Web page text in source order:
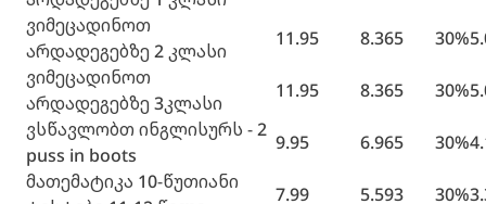
ვიმეცადინოთ
არდადეგებზე 2 კლასი
11.95 8.365 30%
ვიმეცადინოთ
არდადეგებზე 3კლასი
11.95 8.365 30%
ვსწავლობთ ინგლისურს - 2
puss in boots
9.95 6.965 30%
მათემატიკა 10-წუთიანი
7.99 5.593 30%